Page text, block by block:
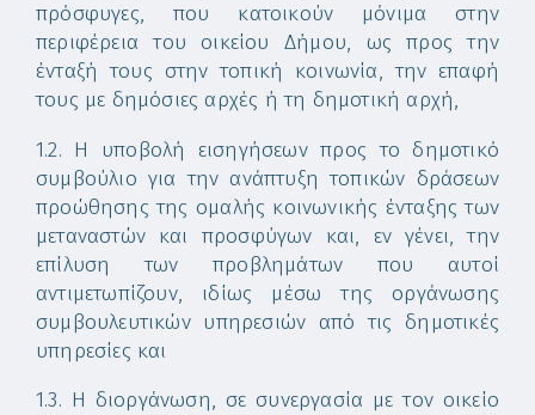
πρόσφυγες, που κατοικούν μόνιμα στην
περιφέρεια του οικείου Δήμου, ως προς την
ένταξή τους στην τοπική κοινωνία, την επαφή
τους με δημόσιες αρχές ή τη δημοτική αρχή,
1.2. Η υποβολή εισηγήσεων προς το δημοτικό
συμβούλιο για την ανάπτυξη τοπικών δράσεων
προώθησης της ομαλής κοινωνικής ένταξης των
μεταναστών και προσφύγων και, εν γένει, την
επίλυση των προβλημάτων που αυτοί
αντιμετωπίζουν, ιδίως μέσω της οργάνωσης
συμβουλευτικών υπηρεσιών από τις δημοτικές
υπηρεσίες και
1.3. Η διοργάνωση, σε συνεργασία με τον οικείο